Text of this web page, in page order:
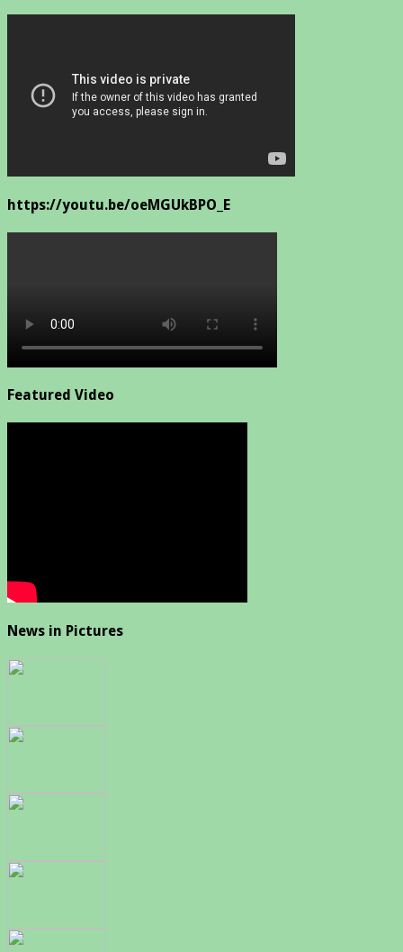
https://youtu.be/oeMGUkBPO_E
Featured Video
News in Pictures